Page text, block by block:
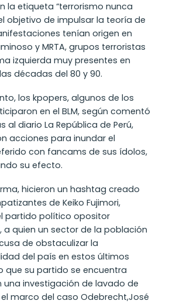
la etiqueta “terrorismo nunca
objetivo de impulsar la teoría de
tenían origen en
y MRTA, grupos terroristas
izquierda muy presentes en
décadas del 80 y 90.
los kpopers, algunos de los
en el BLM, según comentó
al diario La República de Perú,
acciones para inundar el
con fancams de sus ídolos,
su efecto.
hicieron un hashtag creado
de Keiko Fujimori,
partido político opositor
a quien un sector de la población
de obstaculizar la
del país en estos últimos
que su partido se encuentra
una investigación de lavado de
marco del caso Odebrecht,José